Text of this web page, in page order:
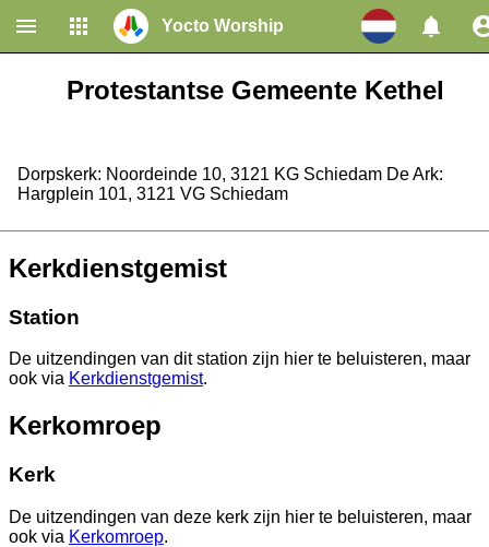
Yocto Worship
Gemeentes
Protestantse Gemeente Kethel
Dorpskerk: Noordeinde 10, 3121 KG Schiedam De Ark:
Hargplein 101, 3121 VG Schiedam
Kerkdienstgemist
Station
De uitzendingen van dit station zijn hier te beluisteren, maar
ook via Kerkdienstgemist.
Kerkomroep
Kerk
De uitzendingen van deze kerk zijn hier te beluisteren, maar
ook via Kerkomroep.